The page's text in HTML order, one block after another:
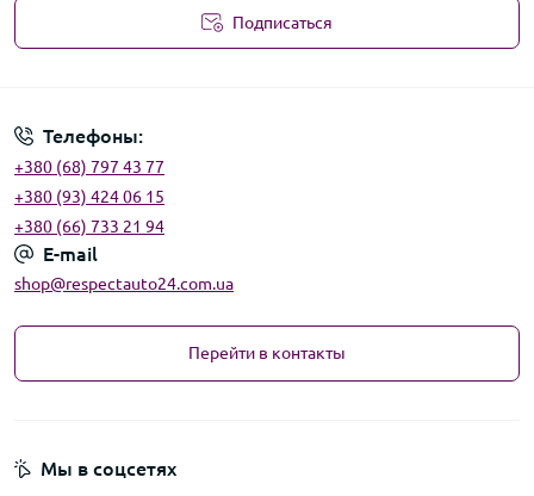
Подписаться
Телефоны:
+380 (68) 797 43 77
+380 (93) 424 06 15
+380 (66) 733 21 94
E-mail
shop@respectauto24.com.ua
Перейти в контакты
Мы в соцсетях